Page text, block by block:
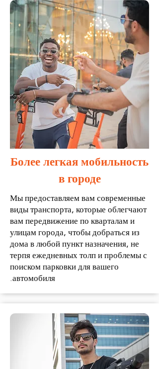
Более легкая мобильность
в городе
Мы предоставляем вам современные
виды транспорта, которые облегчают
вам передвижение по кварталам и
улицам города, чтобы добраться из
дома в любой пункт назначения, не
терпя ежедневных толп и проблемы с
поиском парковки для вашего
автомобиля.